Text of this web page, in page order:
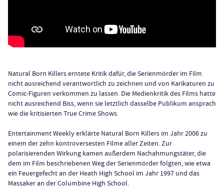
Natural Born Killers erntete Kritik dafür, die Serienmörder im Film
nicht ausreichend verantwortlich zu zeichnen und von Karikaturen zu
Comic-Figuren verkommen zu lassen. Die Medienkritik des Films hatte
nicht ausreichend Biss, wenn sie letztlich dasselbe Publikum ansprach
wie die kritisierten True Crime Shows.
Entertainment Weekly erklärte Natural Born Killers im Jahr 2006 zu
einem der zehn kontroversesten Filme aller Zeiten. Zur
polarisierenden Wirkung kamen außerdem Nachahmungstäter, die
dem im Film beschriebenen Weg der Serienmörder folgten, wie etwa
ein Feuergefecht an der Heath High School im Jahr 1997 und das
Massaker an der Columbine High School.